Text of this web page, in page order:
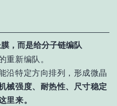
，而是给分子链编队
重新编队。
沿特定方向排列，形成微晶
械强度、耐热性、尺寸稳定
里来。